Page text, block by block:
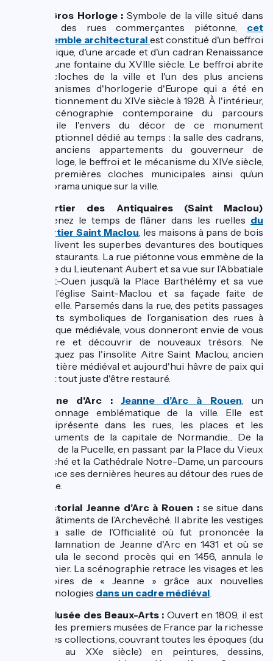
Le Gros Horloge : Symbole de la ville situé dans
une des rues commerçantes piétonne, cet
ensemble architectural est constitué d'un beffroi
gothique, d'une arcade et d'un cadran Renaissance
et d'une fontaine du XVIIIe siècle. Le beffroi abrite
les cloches de la ville et l'un des plus anciens
mécanismes d'horlogerie d'Europe qui a été en
fonctionnement du XIVe siècle à 1928. À l'intérieur,
la scénographie contemporaine du parcours
dévoile l'envers du décor de ce monument
exceptionnel dédié au temps : la salle des cadrans,
les anciens appartements du gouverneur de
l'horloge, le beffroi et le mécanisme du XIVe siècle,
les premières cloches municipales ainsi qu’un
panorama unique sur la ville.
Quartier des Antiquaires (Saint Maclou)
Prenez le temps de flâner dans les ruelles du
quartier Saint Maclou, les maisons à pans de bois
enjolivent les superbes devantures des boutiques
et restaurants. La rue piétonne vous emmène de la
place du Lieutenant Aubert et sa vue sur l’Abbatiale
Saint-Ouen jusqu’à la Place Barthélémy et sa vue
sur l’église Saint-Maclou et sa façade faite de
dentelle. Parsemés dans la rue, des petits passages
étroits symboliques de l’organisation des rues à
l’époque médiévale, vous donneront envie de vous
perdre et découvrir de nouveaux trésors. Ne
manquez pas l'insolite Aitre Saint Maclou, ancien
cimetière médiéval et aujourd'hui hâvre de paix qui
vient tout juste d'être restauré.
Jeanne d'Arc :
Jeanne d’Arc à Rouen, un
personnage emblématique de la ville. Elle est
omniprésente dans les rues, les places et les
monuments de la capitale de Normandie… De la
Tour de la Pucelle, en passant par la Place du Vieux
Marché et la Cathédrale Notre-Dame, un parcours
retrace ses dernières heures au détour des rues de
la ville.
L’Historial Jeanne d’Arc à Rouen :se situe dans
les bâtiments de l’Archevêché. Il abrite les vestiges
de la salle de l’Officialité où fut prononcée la
condamnation de Jeanne d'Arc en 1431 et où se
déroula le second procès qui en 1456, annula le
premier. La scénographie retrace les visages et les
histoires de « Jeanne » grâce aux nouvelles
technologies dans un cadre médiéval.
Le Musée des Beaux-Arts : Ouvert en 1809, il est
l'un des premiers musées de France par la richesse
de ses collections, couvrant toutes les époques (du
XVIe au XXe siècle) en peintures, dessins,